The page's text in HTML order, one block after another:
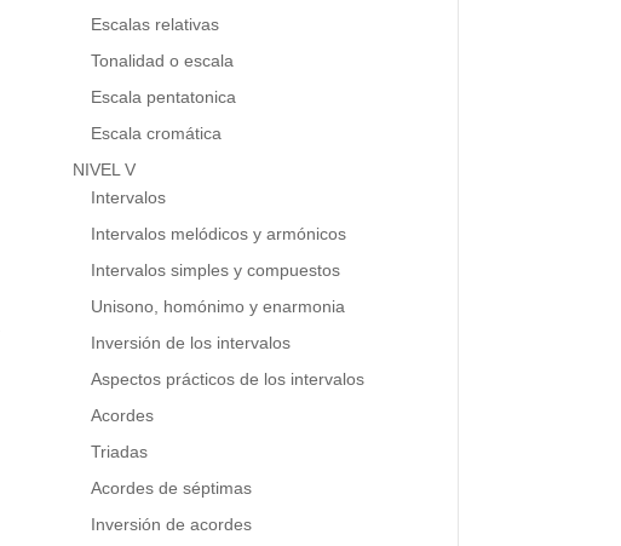
Escalas relativas
Tonalidad o escala
Escala pentatonica
Escala cromática
NIVEL V
Intervalos
Intervalos melódicos y armónicos
Intervalos simples y compuestos
Unisono, homónimo y enarmonia
Inversión de los intervalos
Aspectos prácticos de los intervalos
Acordes
Triadas
Acordes de séptimas
Inversión de acordes